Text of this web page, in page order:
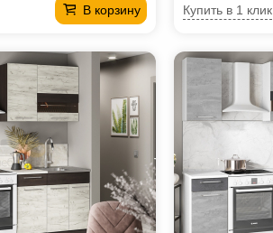
В корзину Купить в 1 клик